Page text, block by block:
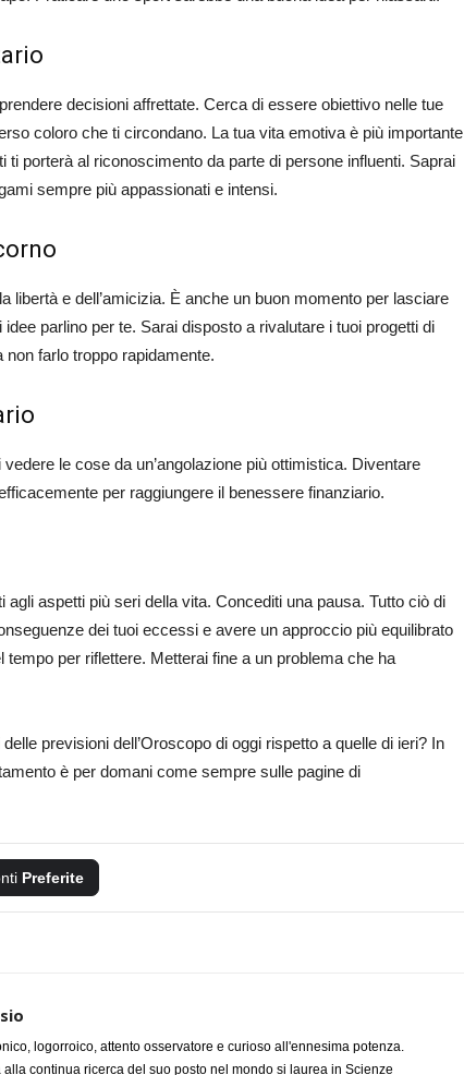
decisioni affrettate. Cerca di essere obiettivo nelle tue
coloro che ti circondano. La tua vita emotiva è più importante
porterà al riconoscimento da parte di persone influenti. Saprai
sempre più appassionati e intensi.
libertà e dell’amicizia. È anche un buon momento per lasciare
parlino per te. Sarai disposto a rivalutare i tuoi progetti di
farlo troppo rapidamente.
le cose da un’angolazione più ottimistica. Diventare
per raggiungere il benessere finanziario.
aspetti più seri della vita. Concediti una pausa. Tutto ciò di
dei tuoi eccessi e avere un approccio più equilibrato
tempo per riflettere. Metterai fine a un problema che ha
previsioni dell’Oroscopo di oggi rispetto a quelle di ieri? In
è per domani come sempre sulle pagine di
Preferite
logorroico, attento osservatore e curioso all'ennesima potenza.
continua ricerca del suo posto nel mondo si laurea in Scienze